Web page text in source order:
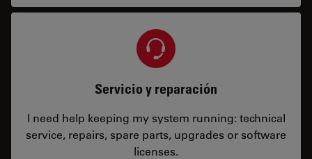
Servicio y reparación
I need help keeping my system running: technical
service, repairs, spare parts, upgrades or software
licenses.